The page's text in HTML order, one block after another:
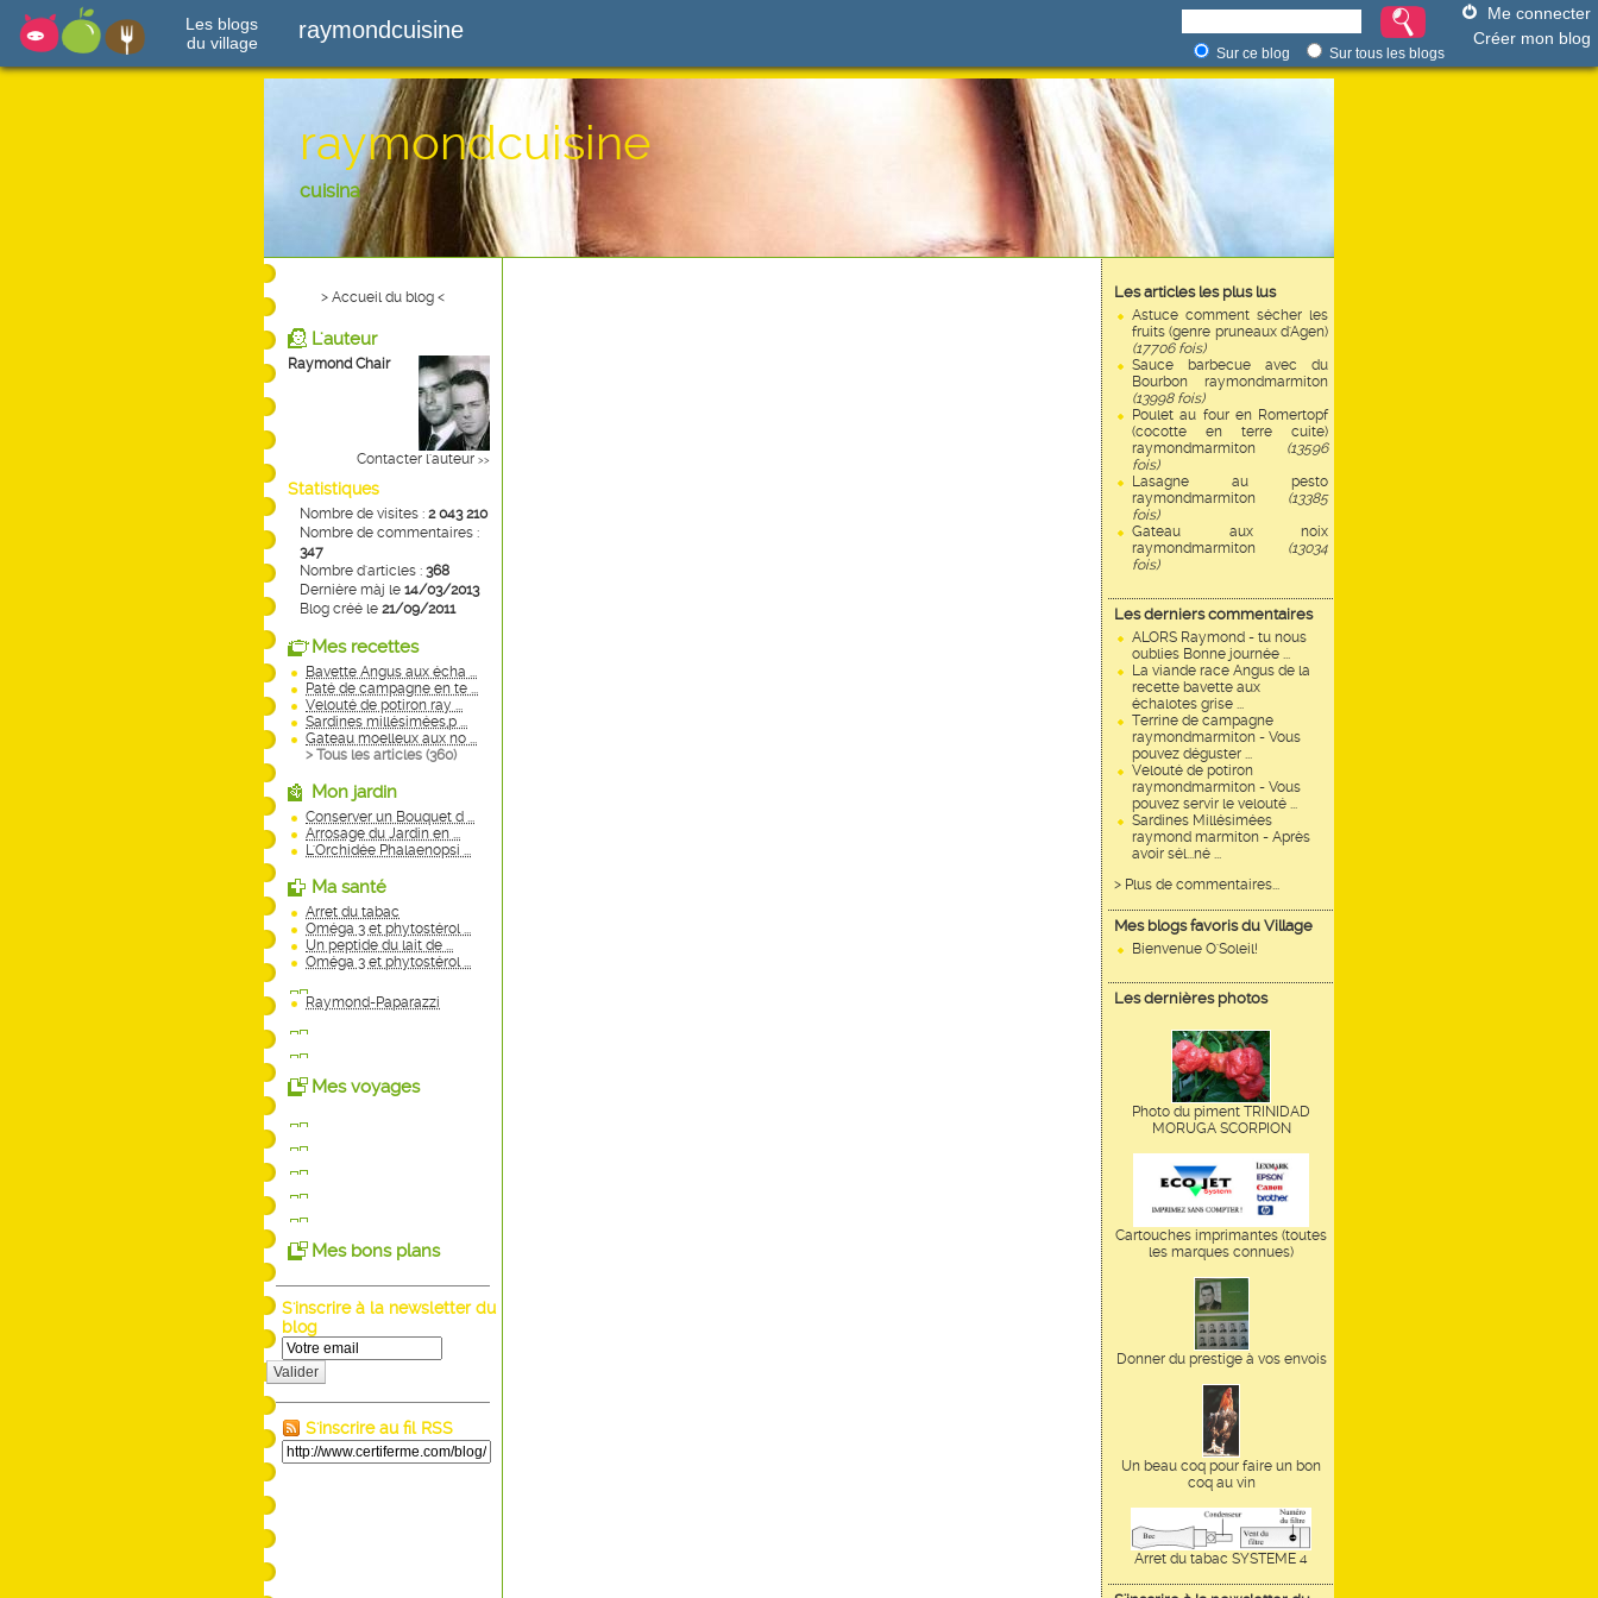
Les blogs
du village
raymondcuisine
Me connecter
Créer mon blog
Sur ce blog Sur tous les blogs
raymondcuisine
cuisina
Les articles les plus lus
Astuce comment sécher les
fruits (genre pruneaux d'Agen)
(17706 fois)
Sauce barbecue avec du
Bourbon raymondmarmiton
(13998 fois)
Poulet au four en Romertopf
(cocotte en terre cuite)
raymondmarmiton (13596
fois)
Lasagne au pesto
raymondmarmiton (13385
fois)
Gateau aux noix
raymondmarmiton (13034
fois)
Les derniers commentaires
ALORS Raymond - tu nous
oublies Bonne journée ...
La viande race Angus de la
recette bavette aux
échalotes grise ...
Terrine de campagne
raymondmarmiton - Vous
pouvez déguster ...
Velouté de potiron
raymondmarmiton - Vous
pouvez servir le velouté ...
Sardines Millésimées
raymond marmiton - Après
avoir sél...né ...
> Plus de commentaires...
Mes blogs favoris du Village
Bienvenue O'Soleil!
Les dernières photos
Photo du piment TRINIDAD
MORUGA SCORPION
Cartouches imprimantes (toutes
les marques connues)
Donner du prestige à vos envois
Un beau coq pour faire un bon
coq au vin
Arret du tabac SYSTEME 4
> Accueil du blog <
L'auteur
Raymond Chair
Contacter l'auteur >>
Statistiques
Nombre de visites : 2 043 210
Nombre de commentaires :
347
Nombre d'articles : 368
Dernière màj le 14/03/2013
Blog créé le 21/09/2011
Mes recettes
Bavette Angus aux écha ...
Paté de campagne en te ...
Velouté de potiron ray ...
Sardines millésimées,p ...
Gateau moelleux aux no ...
> Tous les articles (360)
Mon jardin
Conserver un Bouquet d ...
Arrosage du Jardin en ...
L'Orchidée Phalaenopsi ...
Ma santé
Arret du tabac
Oméga 3 et phytostérol ...
Un peptide du lait de ...
Oméga 3 et phytostérol ...
Raymond-Paparazzi
Mes voyages
Mes bons plans
S'inscrire à la newsletter du
blog
Valider
S'inscrire au fil RSS